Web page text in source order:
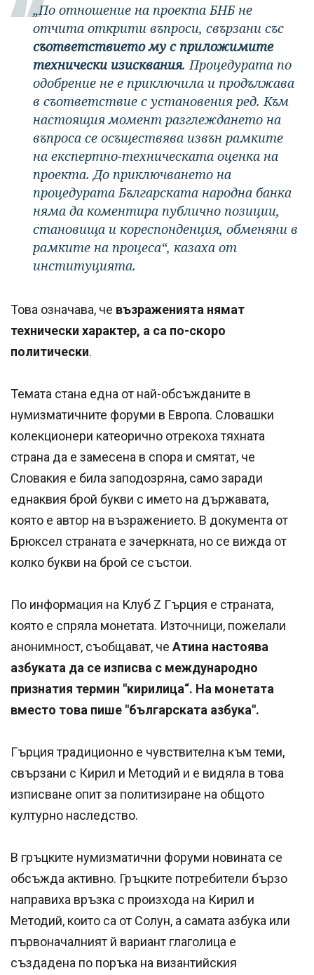
„По отношение на проекта БНБ не
отчита открити въпроси, свързани със
съответствието му с приложимите
технически изисквания. Процедурата по
одобрение не е приключила и продължава
в съответствие с установения ред. Към
настоящия момент разглеждането на
въпроса се осъществява извън рамките
на експертно-техническата оценка на
проекта. До приключването на
процедурата Българската народна банка
няма да коментира публично позиции,
становища и кореспонденция, обменяни в
рамките на процеса“, казаха от
институцията.
Това означава, че възраженията нямат
технически характер, а са по-скоро
политически.
Темата стана една от най-обсъжданите в
нумизматичните форуми в Европа. Словашки
колекционери катеорично отрекоха тяхната
страна да е замесена в спора и смятат, че
Словакия е била заподозряна, само заради
еднаквия брой букви с името на държавата,
която е автор на възражението. В документа от
Брюксел страната е зачеркната, но се вижда от
колко букви на брой се състои.
По информация на Клуб Z Гърция е страната,
която е спряла монетата. Източници, пожелали
анонимност, съобщават, че Атина настоява
азбуката да се изписва с международно
признатия термин "кирилица“. На монетата
вместо това пише "българската азбука".
Гърция традиционно е чувствителна към теми,
свързани с Кирил и Методий и е видяла в това
изписване опит за политизиране на общото
културно наследство.
В гръцките нумизматични форуми новината се
обсъжда активно. Гръцките потребители бързо
направиха връзка с произхода на Кирил и
Методий, които са от Солун, а самата азбука или
първоначалният й вариант глаголица е
създадена по поръка на византийския